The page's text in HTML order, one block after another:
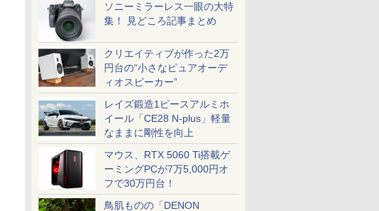
ソニーミラーレス一眼の大特
集！ 見どころ記事まとめ
クリエイティブが作った2万
円台の“小さなピュアオーデ
ィオスピーカー”
レイズ鍛造1ピースアルミホ
イール「CE28 N-plus」軽量
なままに剛性を向上
マウス、RTX 5060 Ti搭載ゲ
ーミングPCが7万5,000円オ
フで30万円台！
鳥肌ものの「DENON